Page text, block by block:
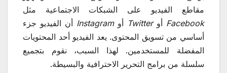
مقاطع الفيديو على الشبكات الاجتماعية مثل
Facebook أوTwitter أوInstagram أن الفيديو جزء
أساسي من تسويق المحتوى. يعد الفيديو أحد المحتويات
المفضلة للمستخدمين. لهذا السبب، نقوم بتجميع
سلسلة من برامج التحرير الاحترافية والبسيطة.